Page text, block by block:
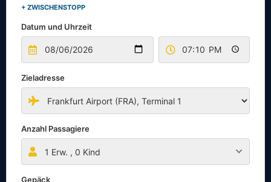
+ ZWISCHENSTOPP
Datum und Uhrzeit
Zieladresse
Anzahl Passagiere
1 Erw. , 0 Kind
Gepäck